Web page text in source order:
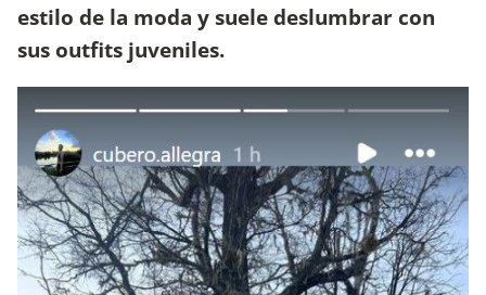
estilo de la moda y suele deslumbrar con
sus outfits juveniles.